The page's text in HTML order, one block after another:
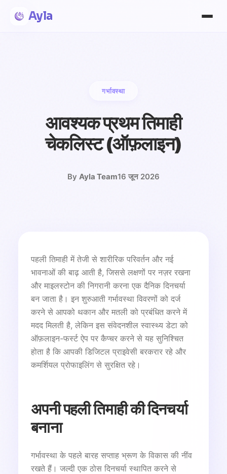
Ayla
गर्भावस्था
आवश्यक प्रथम तिमाही
चेकलिस्ट (ऑफ़लाइन)
By Ayla Team16 जून 2026
पहली तिमाही में तेजी से शारीरिक परिवर्तन और नई
भावनाओं की बाढ़ आती है, जिससे लक्षणों पर नज़र रखना
और माइलस्टोन की निगरानी करना एक दैनिक दिनचर्या
बन जाता है। इन शुरुआती गर्भावस्था विवरणों को दर्ज
करने से आपको थकान और मतली को प्रबंधित करने में
मदद मिलती है, लेकिन इस संवेदनशील स्वास्थ्य डेटा को
ऑफ़लाइन-फर्स्ट ऐप पर कैप्चर करने से यह सुनिश्चित
होता है कि आपकी डिजिटल प्राइवेसी बरकरार रहे और
कमर्शियल प्रोफाइलिंग से सुरक्षित रहे।
अपनी पहली तिमाही की दिनचर्या
बनाना
गर्भावस्था के पहले बारह सप्ताह भ्रूण के विकास की नींव
रखते हैं। जल्दी एक ठोस दिनचर्या स्थापित करने से